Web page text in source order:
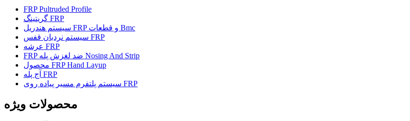
FRP Pultruded Profile
گریتینگ FRP
سیستم هندریل FRP و قطعات Bmc
سیستم نردبان قفس FRP
عرشه FRP
FRP ضد لغزش پله Nosing And Strip
محصول FRP Hand Layup
آج پله FRP
سیستم پلتفرم مسیر پیاده روی FRP
محصولات ویژه